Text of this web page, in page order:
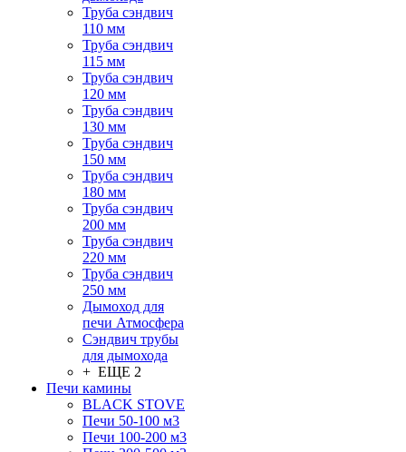
Труба сэндвич
110 мм
Труба сэндвич
115 мм
Труба сэндвич
120 мм
Труба сэндвич
130 мм
Труба сэндвич
150 мм
Труба сэндвич
180 мм
Труба сэндвич
200 мм
Труба сэндвич
220 мм
Труба сэндвич
250 мм
Дымоход для
печи Атмосфера
Сэндвич трубы
для дымохода
+ ЕЩЕ 2
Печи камины
BLACK STOVE
Печи 50-100 м3
Печи 100-200 м3